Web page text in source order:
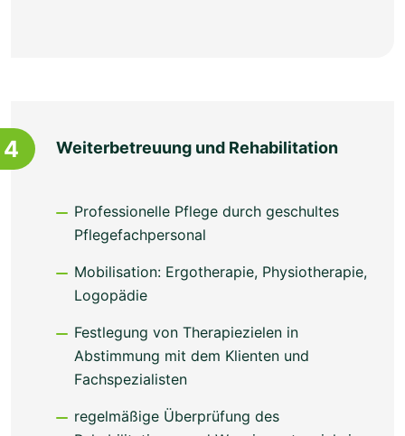
4 Weiterbetreuung und Rehabilitation
Professionelle Pflege durch geschultes
Pflegefachpersonal
Mobilisation: Ergotherapie, Physiotherapie,
Logopädie
Festlegung von Therapiezielen in
Abstimmung mit dem Klienten und
Fachspezialisten
regelmäßige Überprüfung des